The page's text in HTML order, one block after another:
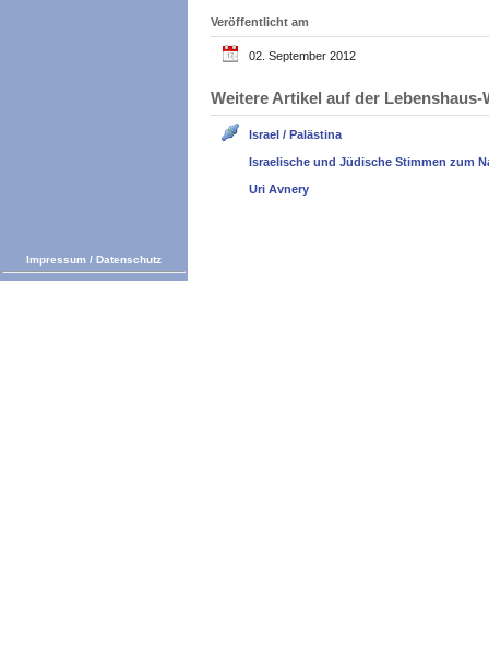
Veröffentlicht am
02. September 2012
Weitere Artikel auf der
Israel / Palästina
Israelische und Jüdische Stimmen zum
Uri Avnery
Impressum / Datenschutz